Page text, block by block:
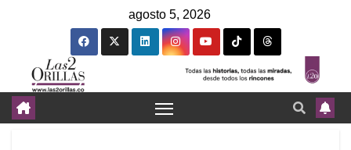
agosto 5, 2026